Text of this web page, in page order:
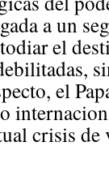
a un
el
el
crisis de